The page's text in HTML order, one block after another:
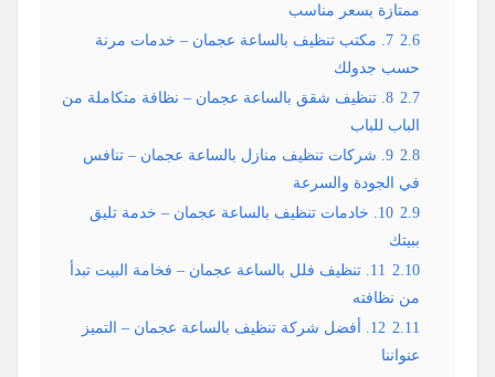
ممتازة بسعر مناسب
2.6
7. مكتب تنظيف بالساعة عجمان – خدمات مرنة
حسب جدولك
2.7
8. تنظيف شقق بالساعة عجمان – نظافة متكاملة من
الباب للباب
2.8
9. شركات تنظيف منازل بالساعة عجمان – تنافس
في الجودة والسرعة
2.9
10. خادمات تنظيف بالساعة عجمان – خدمة تليق
ببيتك
2.10
11. تنظيف فلل بالساعة عجمان – فخامة البيت تبدأ
من نظافته
2.11
12. أفضل شركة تنظيف بالساعة عجمان – التميز
عنواننا